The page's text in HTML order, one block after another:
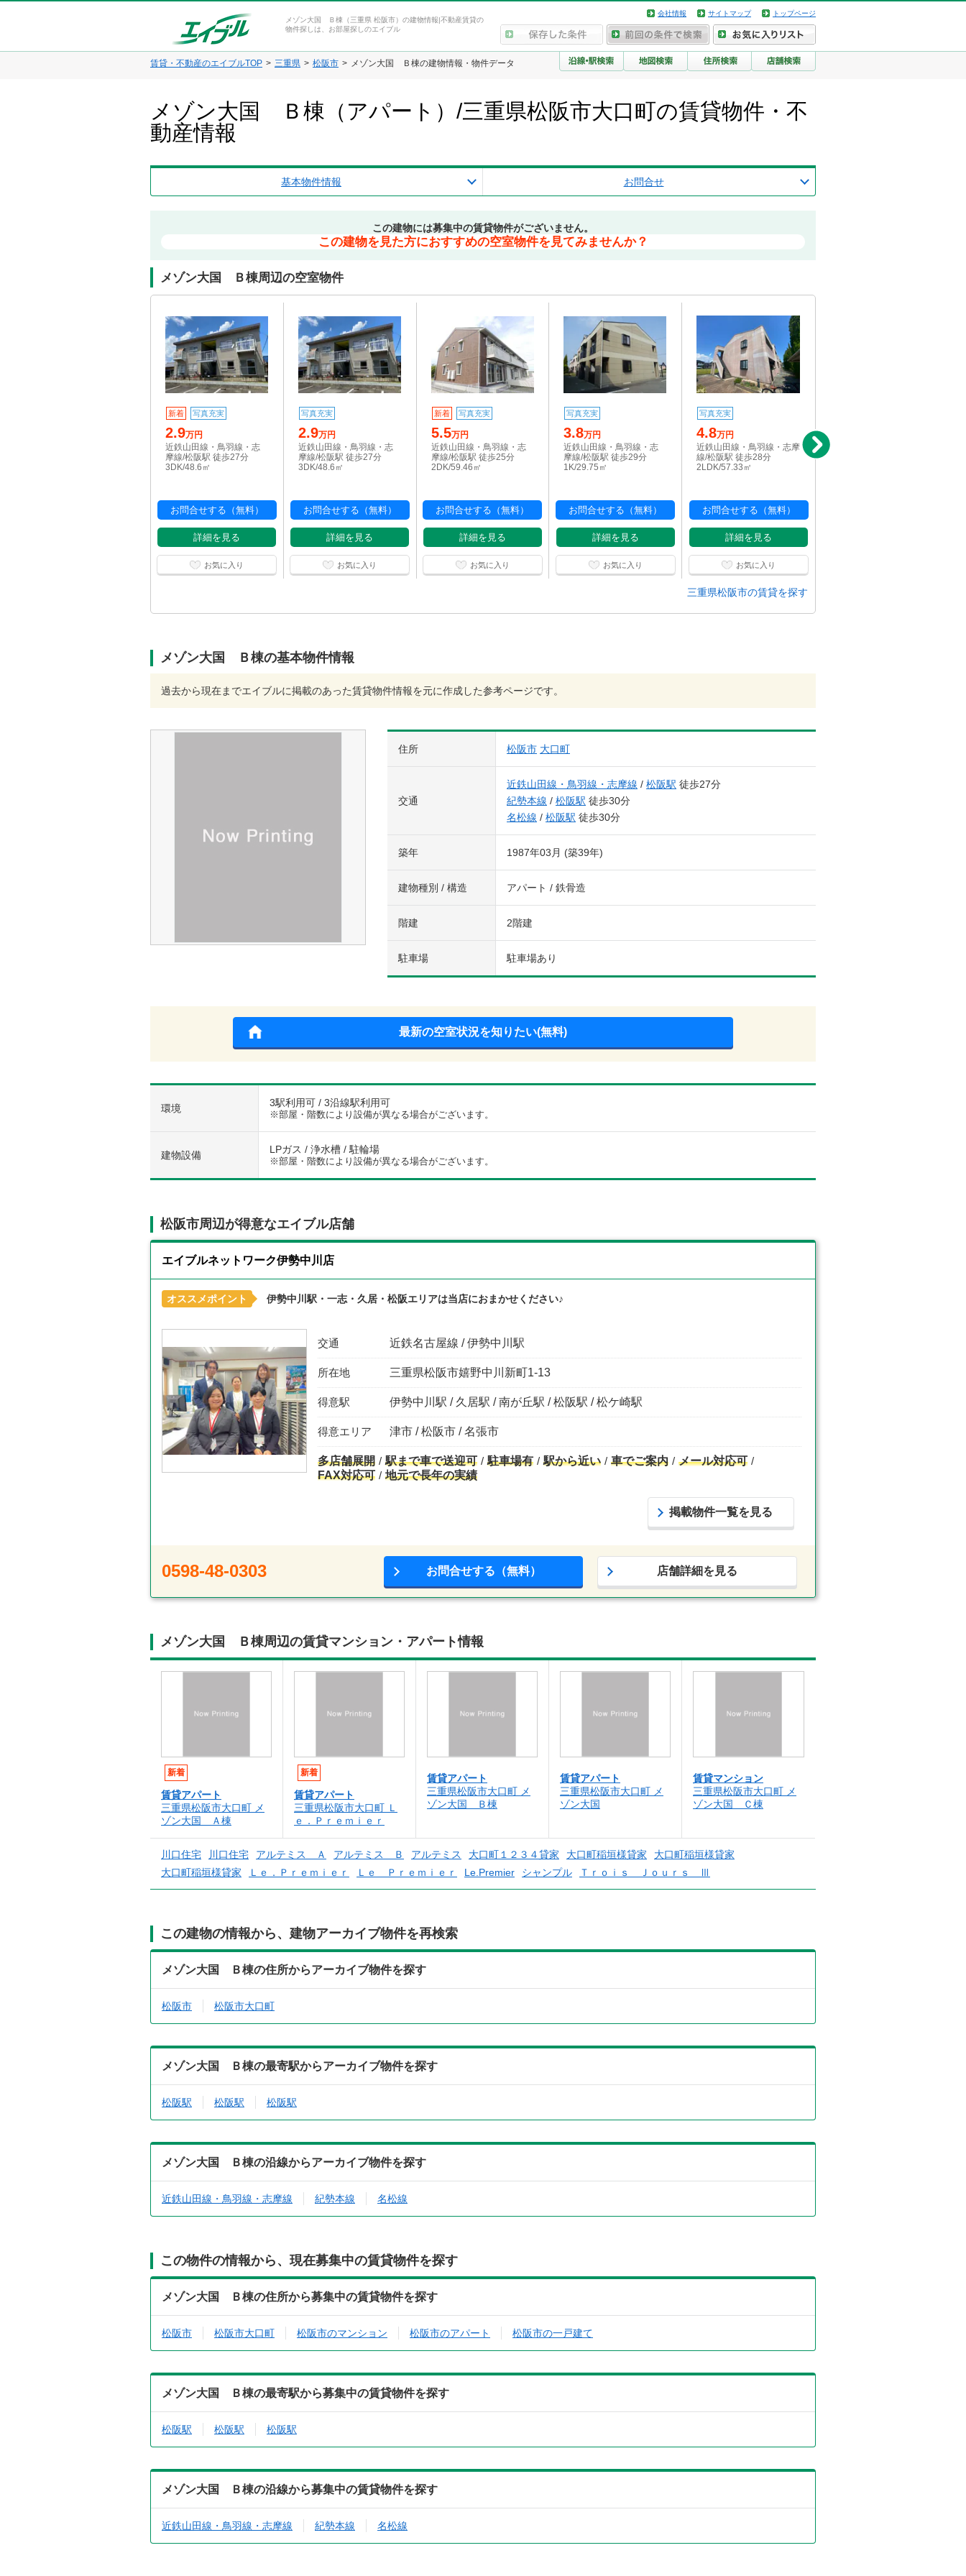
メゾン大国 Ｂ棟（三重県 松阪市）の建物情報|不動産賃貸の
物件探しは、お部屋探しのエイブル
会社情報 サイトマップ トップページ
賃貸・不動産のエイブルTOP 三重県 松阪市 メゾン大国 Ｂ棟の建物情報・物件データ
メゾン大国 Ｂ棟（アパート）/三重県松阪市大口町の賃貸物件・不
動産情報
基本物件情報 お問合せ
この建物には募集中の賃貸物件がございません。
この建物を見た方におすすめの空室物件を見てみませんか？
メゾン大国 Ｂ棟周辺の空室物件
新着 写真充実
2.9万円
近鉄山田線・鳥羽線・志
摩線/松阪駅 徒歩27分
3DK/48.6㎡
お問合せする（無料）
詳細を見る
お気に入り
写真充実
2.9万円
近鉄山田線・鳥羽線・志
摩線/松阪駅 徒歩27分
3DK/48.6㎡
お問合せする（無料）
詳細を見る
お気に入り
新着 写真充実
5.5万円
近鉄山田線・鳥羽線・志
摩線/松阪駅 徒歩25分
2DK/59.46㎡
お問合せする（無料）
詳細を見る
お気に入り
写真充実
3.8万円
近鉄山田線・鳥羽線・志
摩線/松阪駅 徒歩29分
1K/29.75㎡
お問合せする（無料）
詳細を見る
お気に入り
写真充実
4.8万円
近鉄山田線・鳥羽線・志摩
線/松阪駅 徒歩28分
2LDK/57.33㎡
お問合せする（無料）
詳細を見る
お気に入り
近鉄山田線・鳥羽線・志
三重県松阪市の賃貸を探す
メゾン大国 Ｂ棟の基本物件情報
過去から現在までエイブルに掲載のあった賃貸物件情報を元に作成した参考ページです。
住所 松阪市 大口町
交通
近鉄山田線・鳥羽線・志摩線 / 松阪駅 徒歩27分
紀勢本線 / 松阪駅 徒歩30分
名松線 / 松阪駅 徒歩30分
築年 1987年03月 (築39年)
建物種別 / 構造 アパート / 鉄骨造
階建 2階建
駐車場 駐車場あり
最新の空室状況を知りたい(無料)
環境 3駅利用可 / 3沿線駅利用可
※部屋・階数により設備が異なる場合がございます。
建物設備 LPガス / 浄水槽 / 駐輪場
※部屋・階数により設備が異なる場合がございます。
松阪市周辺が得意なエイブル店舗
エイブルネットワーク伊勢中川店
オススメポイント 伊勢中川駅・一志・久居・松阪エリアは当店におまかせください♪
交通 近鉄名古屋線 / 伊勢中川駅
所在地 三重県松阪市嬉野中川新町1-13
得意駅 伊勢中川駅 / 久居駅 / 南が丘駅 / 松阪駅 / 松ケ崎駅
得意エリア 津市 / 松阪市 / 名張市
多店舗展開 駅まで車で送迎可 駐車場有 駅から近い 車でご案内
メール対応可
FAX対応可
地元で長年の実績
掲載物件一覧を見る
0598-48-0303 お問合せする（無料） 店舗詳細を見る
メゾン大国 Ｂ棟周辺の賃貸マンション・アパート情報
新着
賃貸アパート
三重県松阪市大口町 メ
ゾン大国 Ａ棟
新着
賃貸アパート
三重県松阪市大口町 Ｌ
ｅ．Ｐｒｅｍｉｅｒ
賃貸アパート
三重県松阪市大口町 メ
ゾン大国 Ｂ棟
賃貸アパート
三重県松阪市大口町 メ
ゾン大国
賃貸マンション
三重県松阪市大口町 メ
ゾン大国 Ｃ棟
川口住宅 川口住宅 アルテミス Ａ アルテミス Ｂ アルテミス 大口町１２３４貸家 大口町稲垣様貸家
大口町稲垣様貸家
大口町稲垣様貸家
Ｌｅ．Ｐｒｅｍｉｅｒ Ｌｅ Ｐｒｅｍｉｅｒ Le.Premier シャンプル Ｔｒｏｉｓ Ｊｏｕｒｓ Ⅲ
この建物の情報から、建物アーカイブ物件を再検索
メゾン大国 Ｂ棟の住所からアーカイブ物件を探す
松阪市 松阪市大口町
メゾン大国 Ｂ棟の最寄駅からアーカイブ物件を探す
松阪駅 松阪駅 松阪駅
メゾン大国 Ｂ棟の沿線からアーカイブ物件を探す
近鉄山田線・鳥羽線・志摩線 紀勢本線 名松線
この物件の情報から、現在募集中の賃貸物件を探す
メゾン大国 Ｂ棟の住所から募集中の賃貸物件を探す
松阪市 松阪市大口町 松阪市のマンション 松阪市のアパート 松阪市の一戸建て
メゾン大国 Ｂ棟の最寄駅から募集中の賃貸物件を探す
松阪駅 松阪駅 松阪駅
メゾン大国 Ｂ棟の沿線から募集中の賃貸物件を探す
近鉄山田線・鳥羽線・志摩線 紀勢本線 名松線